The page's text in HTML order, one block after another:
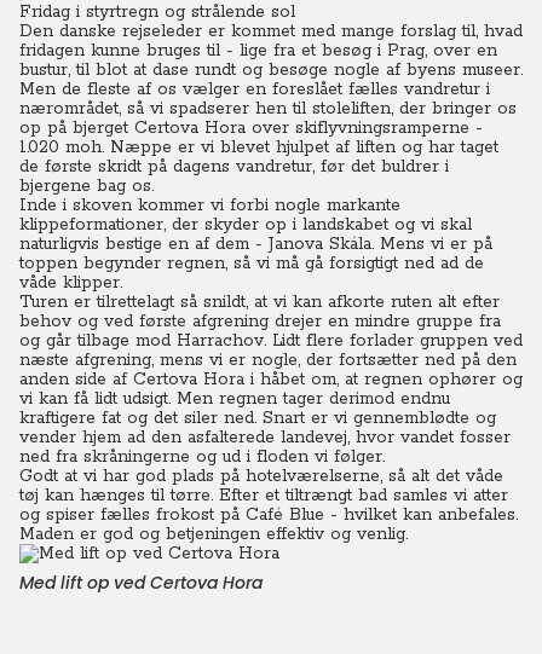
Fridag i styrtregn og strålende sol
Den danske rejseleder er kommet med mange forslag til, hvad
fridagen kunne bruges til - lige fra et besøg i Prag, over en
bustur, til blot at dase rundt og besøge nogle af byens museer.
Men de fleste af os vælger en foreslået fælles vandretur i
nærområdet, så vi spadserer hen til stoleliften, der bringer os
op på bjerget Certova Hora over skiflyvningsramperne -
1.020 moh. Næppe er vi blevet hjulpet af liften og har taget
de første skridt på dagens vandretur, før det buldrer i
bjergene bag os.
Inde i skoven kommer vi forbi nogle markante
klippeformationer, der skyder op i landskabet og vi skal
naturligvis bestige en af dem - Janova Skála. Mens vi er på
toppen begynder regnen, så vi må gå forsigtigt ned ad de
våde klipper.
Turen er tilrettelagt så snildt, at vi kan afkorte ruten alt efter
behov og ved første afgrening drejer en mindre gruppe fra
og går tilbage mod Harrachov. Lidt flere forlader gruppen ved
næste afgrening, mens vi er nogle, der fortsætter ned på den
anden side af Certova Hora i håbet om, at regnen ophører og
vi kan få lidt udsigt. Men regnen tager derimod endnu
kraftigere fat og det siler ned. Snart er vi gennemblødte og
vender hjem ad den asfalterede landevej, hvor vandet fosser
ned fra skråningerne og ud i floden vi følger.
Godt at vi har god plads på hotelværelserne, så alt det våde
tøj kan hænges til tørre. Efter et tiltrængt bad samles vi atter
og spiser fælles frokost på Café Blue - hvilket kan anbefales.
Maden er god og betjeningen effektiv og venlig.
Med lift op ved Certova Hora